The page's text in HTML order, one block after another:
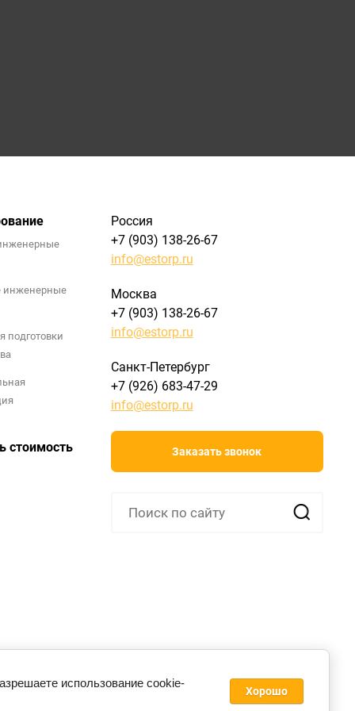
инженерные
подготовки
стоимость
Россия
+7 (903) 138-26-67
info@estorp.ru
Москва
+7 (903) 138-26-67
info@estorp.ru
Санкт-Петербург
+7 (926) 683-47-29
info@estorp.ru
Заказать звонок
использование cookie-
Хорошо